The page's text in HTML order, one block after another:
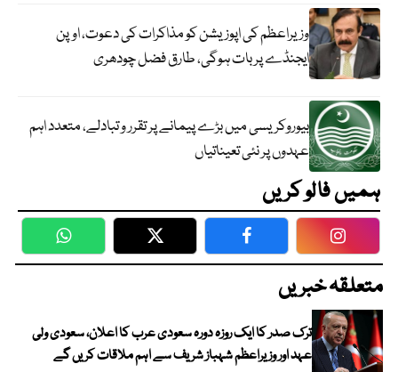
وزیراعظم کی اپوزیشن کو مذاکرات کی دعوت، اوپن
ایجنڈے پر بات ہوگی، طارق فضل چودھری
بیوروکریسی میں بڑے پیمانے پر تقرر و تبادلے، متعدد اہم
عہدوں پر نئی تعیناتیاں
ہمیں فالو کریں
WhatsApp Twitter Facebook
متعلقہ خبریں
ترک صدر کا ایک روزہ دورہ سعودی عرب کا اعلان، سعودی ولی
عہد اور وزیراعظم شہباز شریف سے اہم ملاقات کریں گے